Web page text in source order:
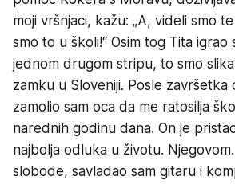
moji vršnjaci, kažu: „A, videli smo
smo to u školi!“ Osim tog Tita igrao
jednom drugom stripu, to smo
zamku u Sloveniji. Posle završetka
zamolio sam oca da me ratosilja
narednih godinu dana. On je
najbolja odluka u životu.
slobode, savladao sam gitaru i